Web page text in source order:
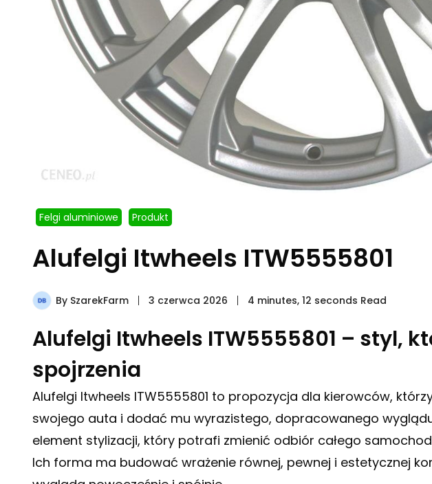
Felgi aluminiowe Produkt
Alufelgi Itwheels ITW5555801
By SzarekFarm 3 czerwca 2026 4 minutes, 12 seconds Read
Alufelgi Itwheels ITW5555801 – styl,
spojrzenia
Alufelgi Itwheels ITW5555801 to propozycja dla kierowców,
swojego auta i dodać mu wyrazistego, dopracowanego wyglądu.
element stylizacji, który potrafi zmienić odbiór całego
Ich forma ma budować wrażenie równej, pewnej i estetycznej